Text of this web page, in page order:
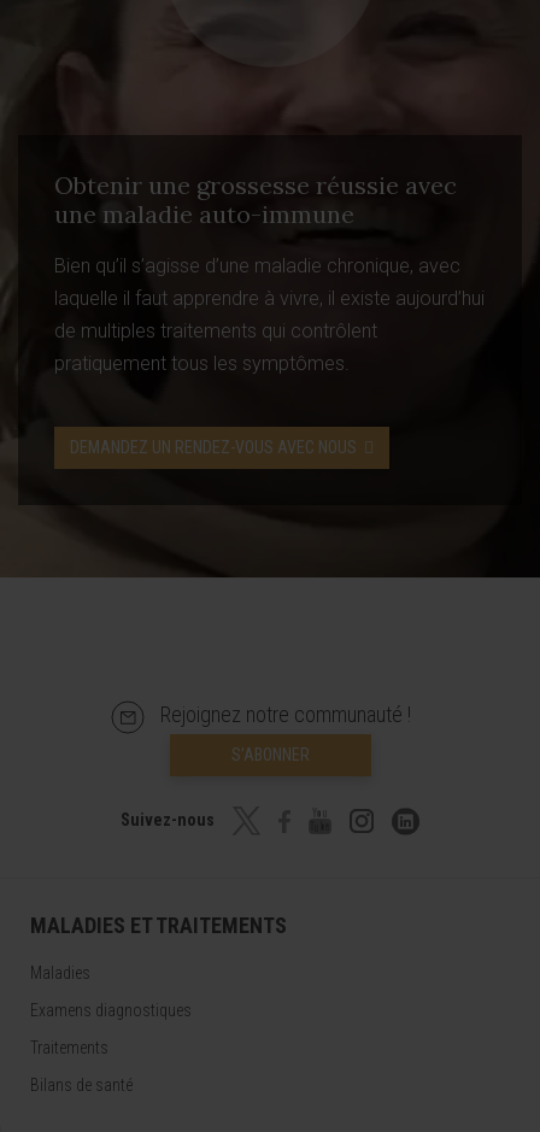
Obtenir une grossesse réussie avec
une maladie auto-immune
Bien qu’il s’agisse d’une maladie chronique, avec
laquelle il faut apprendre à vivre, il existe aujourd’hui
de multiples traitements qui contrôlent
pratiquement tous les symptômes.
DEMANDEZ UN RENDEZ-VOUS AVEC NOUS
Rejoignez notre communauté !
S’ABONNER
Suivez-nous
MALADIES ET TRAITEMENTS
Maladies
Examens diagnostiques
Traitements
Bilans de santé